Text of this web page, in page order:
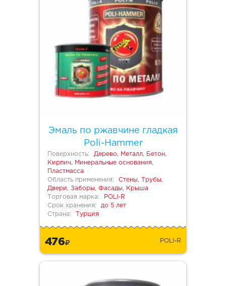
Эмаль по ржавчине гладкая
Poli-Hammer
Поверхность:
Дерево, Металл, Бетон,
Кирпич, Минеральные основания,
Пластмасса
Область применения:
Стены, Трубы,
Двери, Заборы, Фасады, Крыша
Торговая марка:
POLI-R
Срок хранения:
до 5 лет
Страна:
Турция
476 POLI-R